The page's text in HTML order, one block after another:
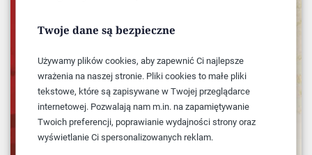
Twoje dane są bezpieczne
Używamy plików cookies, aby zapewnić Ci najlepsze
wrażenia na naszej stronie. Pliki cookies to małe pliki
tekstowe, które są zapisywane w Twojej przeglądarce
internetowej. Pozwalają nam m.in. na zapamiętywanie
Twoich preferencji, poprawianie wydajności strony oraz
wyświetlanie Ci spersonalizowanych reklam.